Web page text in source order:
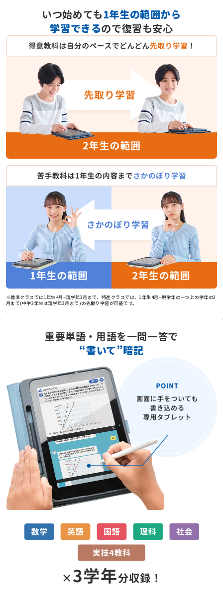
いつ始めても1年生の範囲から
学習できるので復習も安心
※標準クラスでは1年生4月~現学年3月まで、特進クラスでは、1年生4月~現学年の一つ上の学年の3
月まで(中学3年生は現学年3月まで)の先取り学習が可能です。
重要単語・用語を一問一答で
“書いて”暗記